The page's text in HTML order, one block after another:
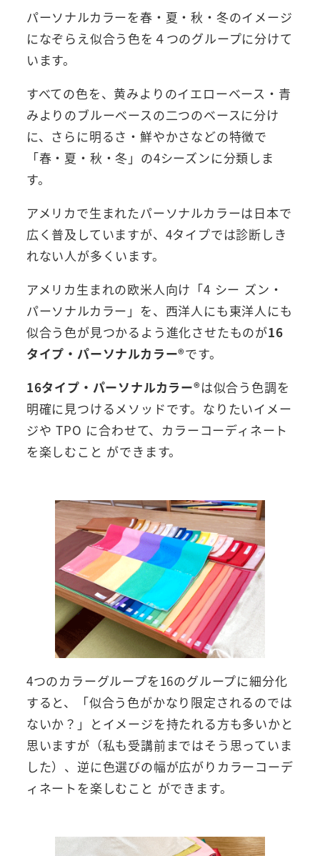
パーソナルカラーを春・夏・秋・冬のイメージ
になぞらえ似合う色を４つのグループに分けて
います。
すべての色を、黄みよりのイエローベース・青
みよりのブルーベースの二つのベースに分け
に、さらに明るさ・鮮やかさなどの特徴で
「春・夏・秋・冬」の4シーズンに分類しま
す。
アメリカで生まれたパーソナルカラーは日本で
広く普及していますが、4タイプでは診断しき
れない人が多くいます。
アメリカ生まれの欧米人向け「4 シー ズン・
パーソナルカラー」を、西洋人にも東洋人にも
似合う色が見つかるよう進化させたものが16
タイプ・パーソナルカラー®︎です。
16タイプ・パーソナルカラー®︎は似合う色調を
明確に見つけるメソッドです。なりたいイメー
ジや TPO に合わせて、カラーコーディネート
を楽しむこと ができます。
4つのカラーグループを16のグループに細分化
すると、「似合う色がかなり限定されるのでは
ないか？」とイメージを持たれる方も多いかと
思いますが（私も受講前まではそう思っていま
した）、逆に色選びの幅が広がりカラーコーデ
ィネートを楽しむこと ができます。